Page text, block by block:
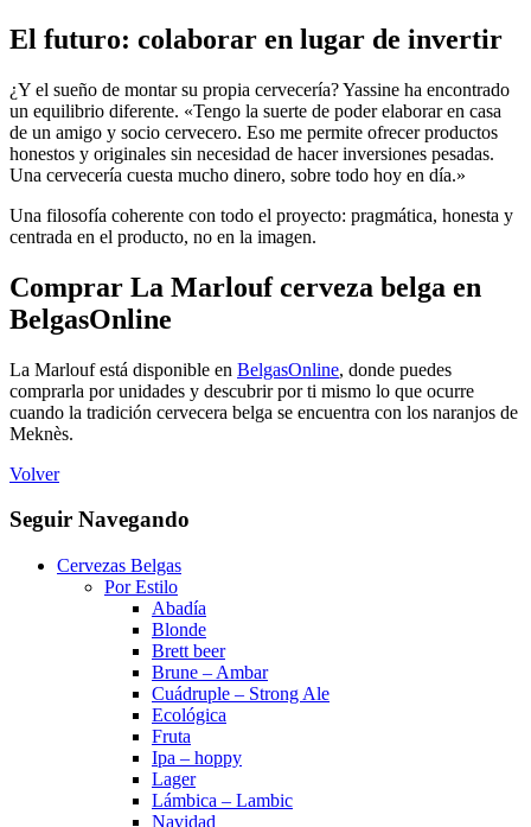
El futuro: colaborar en lugar de invertir
¿Y el sueño de montar su propia cervecería? Yassine ha encontrado
un equilibrio diferente. «Tengo la suerte de poder elaborar en casa
de un amigo y socio cervecero. Eso me permite ofrecer productos
honestos y originales sin necesidad de hacer inversiones pesadas.
Una cervecería cuesta mucho dinero, sobre todo hoy en día.»
Una filosofía coherente con todo el proyecto: pragmática, honesta y
centrada en el producto, no en la imagen.
Comprar La Marlouf cerveza belga en
BelgasOnline
La Marlouf está disponible en BelgasOnline, donde puedes
comprarla por unidades y descubrir por ti mismo lo que ocurre
cuando la tradición cervecera belga se encuentra con los naranjos de
Meknès.
Volver
Seguir Navegando
Cervezas Belgas
Por Estilo
Abadía
Blonde
Brett beer
Brune – Ambar
Cuádruple – Strong Ale
Ecológica
Fruta
Ipa – hoppy
Lager
Lámbica – Lambic
Navidad